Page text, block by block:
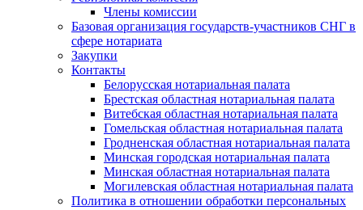
Члены комиссии
Базовая организация государств-участников СНГ в
сфере нотариата
Закупки
Контакты
Белорусская нотариальная палата
Брестская областная нотариальная палата
Витебская областная нотариальная палата
Гомельская областная нотариальная палата
Гродненская областная нотариальная палата
Минская городская нотариальная палата
Минская областная нотариальная палата
Могилевская областная нотариальная палата
Политика в отношении обработки персональных